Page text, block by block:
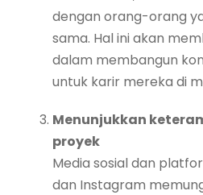
dengan orang-orang
sama. Hal ini akan
dalam membangun
untuk karir mereka di
Menunjukkan
proyek
Media sosial dan
dan Instagram